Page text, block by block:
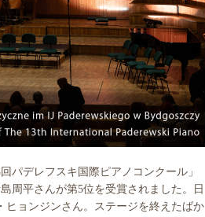
パデレフスキ国際ピアノコンクール」
周平さんが第5位を受賞されました。日
ョンジンさん。ステージを終えたばか